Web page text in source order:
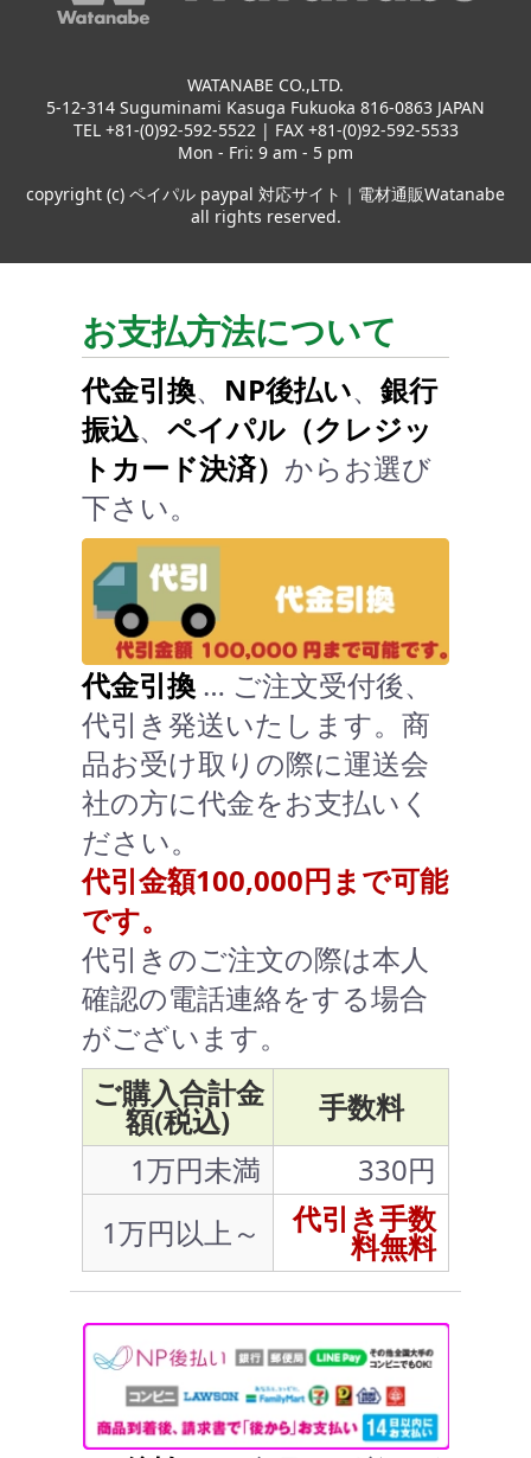
WATANABE CO.,LTD.
5-12-314 Suguminami Kasuga Fukuoka 816-0863 JAPAN
TEL +81-(0)92-592-5522 | FAX +81-(0)92-592-5533
Mon - Fri: 9 am - 5 pm
copyright (c) ペイパル paypal 対応サイト｜電材通販Watanabe
all rights reserved.
お支払方法について
代金引換、 NP後払い、 銀行
振込、 ペイパル（クレジッ
トカード決済） からお選び
下さい。
代金引換 … ご注文受付後、
代引き発送いたします。商
品お受け取りの際に運送会
社の方に代金をお支払いく
ださい。
代引金額100,000円まで可能
です。
代引きのご注文の際は本人
確認の電話連絡をする場合
がございます。
ご購入合計金
額(税込)
手数料
1万円未満
330円
1万円以上～
代引き手数
料無料